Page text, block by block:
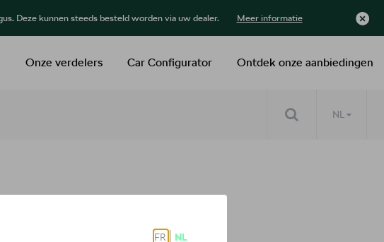
Deze kunnen steeds besteld worden via uw dealer. Meer informatie
Ontdek onze aanbiedingen
Car Configurator
Onze verdelers
NL
Scout